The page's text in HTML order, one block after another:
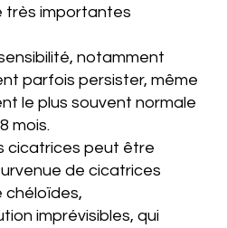
très importantes
notamment
parfois persister, même
le plus souvent normale
mois.
cicatrices peut être
de cicatrices
chéloïdes,
imprévisibles, qui